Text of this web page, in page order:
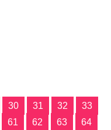
30 31 32
33
61 62 63
64